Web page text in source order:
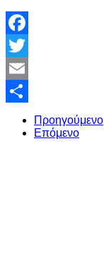
Facebook
Twitter
Email
Share
Προηγούμενο
Επόμενο